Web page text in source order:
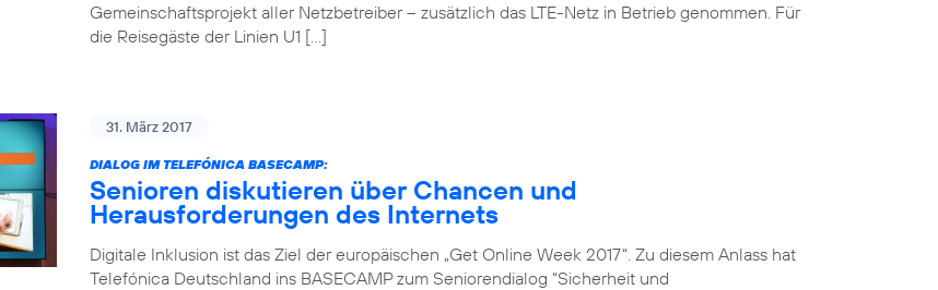
Gemeinschaftsprojekt aller Netzbetreiber – zusätzlich das LTE-Netz in Betrieb genommen. Für
die Reisegäste der Linien U1 […]
31. März 2017
DIALOG IM TELEFÓNICA BASECAMP:
Senioren diskutieren über Chancen und
Herausforderungen des Internets
Digitale Inklusion ist das Ziel der europäischen „Get Online Week 2017“. Zu diesem Anlass hat
Telefónica Deutschland ins BASECAMP zum Seniorendialog “Sicherheit und